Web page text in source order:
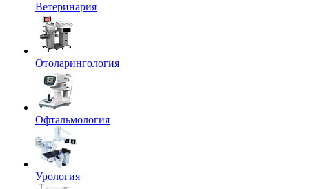
Ветеринария
Отоларингология
Офтальмология
Урология